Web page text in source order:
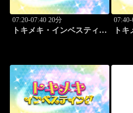
07:20-07:40 20分
トキメキ・インベスティン
ト